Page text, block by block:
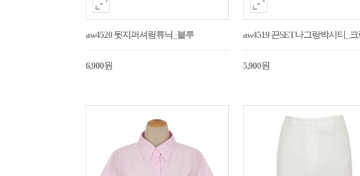
aw4520 뒷지퍼셔링튜닉_블루
6,900원
aw4519 끈SET나그랑박시티_크
5,900원